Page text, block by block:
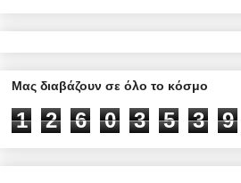
Μας διαβάζουν σε όλο το κόσμο
1 2 6 0 3 5 3 9